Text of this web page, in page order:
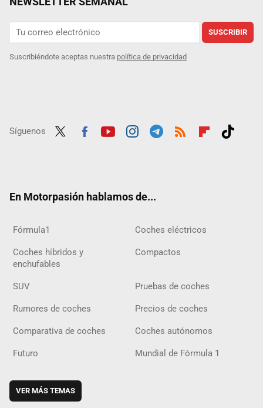
SUSCRIBIR
Suscribiéndote aceptas nuestra política de privacidad
Síguenos
En Motorpasión hablamos de...
Fórmula1 Coches eléctricos
Coches híbridos y
enchufables
Compactos
SUV Pruebas de coches
Rumores de coches Precios de coches
Comparativa de coches Coches autónomos
Futuro Mundial de Fórmula 1
VER MÁS TEMAS